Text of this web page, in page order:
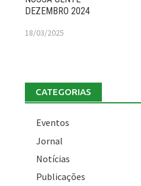
DEZEMBRO 2024
18/03/2025
CATEGORIAS
Eventos
Jornal
Notícias
Publicações